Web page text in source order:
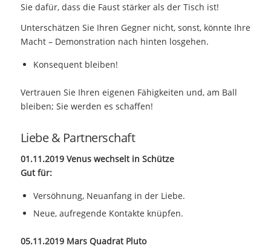
Sie dafür, dass die Faust stärker als der Tisch ist!
Unterschätzen Sie Ihren Gegner nicht, sonst, könnte Ihre
Macht – Demonstration nach hinten losgehen.
Konsequent bleiben!
Vertrauen Sie Ihren eigenen Fähigkeiten und, am Ball
bleiben; Sie werden es schaffen!
Liebe & Partnerschaft
01.11.2019 Venus wechselt in Schütze
Gut für:
Versöhnung, Neuanfang in der Liebe.
Neue, aufregende Kontakte knüpfen.
05.11.2019 Mars Quadrat Pluto